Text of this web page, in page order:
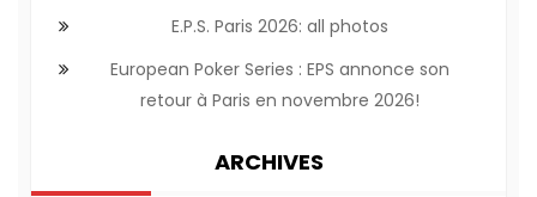
E.P.S. Paris 2026: all photos
European Poker Series : EPS annonce son
retour à Paris en novembre 2026!
ARCHIVES